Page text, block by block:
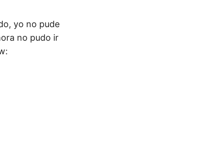
yo no pude
no pudo ir